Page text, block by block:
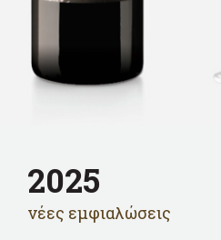
2025
νέες εμφιαλώσεις